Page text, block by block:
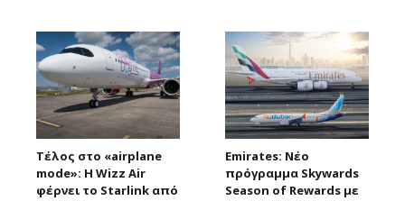
Τέλος στο «airplane
mode»: Η Wizz Air
φέρνει το Starlink από
Emirates: Νέο
πρόγραμμα Skywards
Season of Rewards με